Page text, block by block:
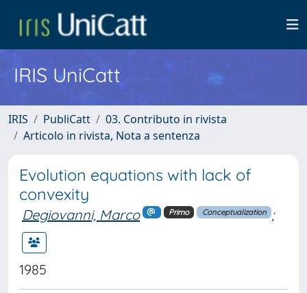
IRIS UniCatt
IRIS PubliCatt
03. Contributo in rivista
Articolo in rivista, Nota a sentenza
Evolution equations with lack of
convexity
Degiovanni, Marco Primo Conceptualization ;
1985